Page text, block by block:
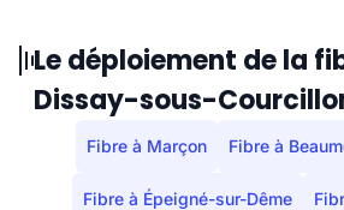
Le déploiement de la
Dissay-sous-
Fibre à Marçon Fibre à
Fibre à Épeigné-sur-Dême